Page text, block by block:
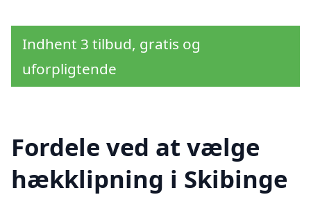
Indhent 3 tilbud, gratis og
uforpligtende
Fordele ved at vælge
hækklipning i Skibinge